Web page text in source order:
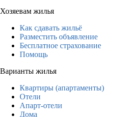
Хозяевам жилья
Как сдавать жильё
Разместить объявление
Бесплатное страхование
Помощь
Варианты жилья
Квартиры (апартаменты)
Отели
Апарт-отели
Дома